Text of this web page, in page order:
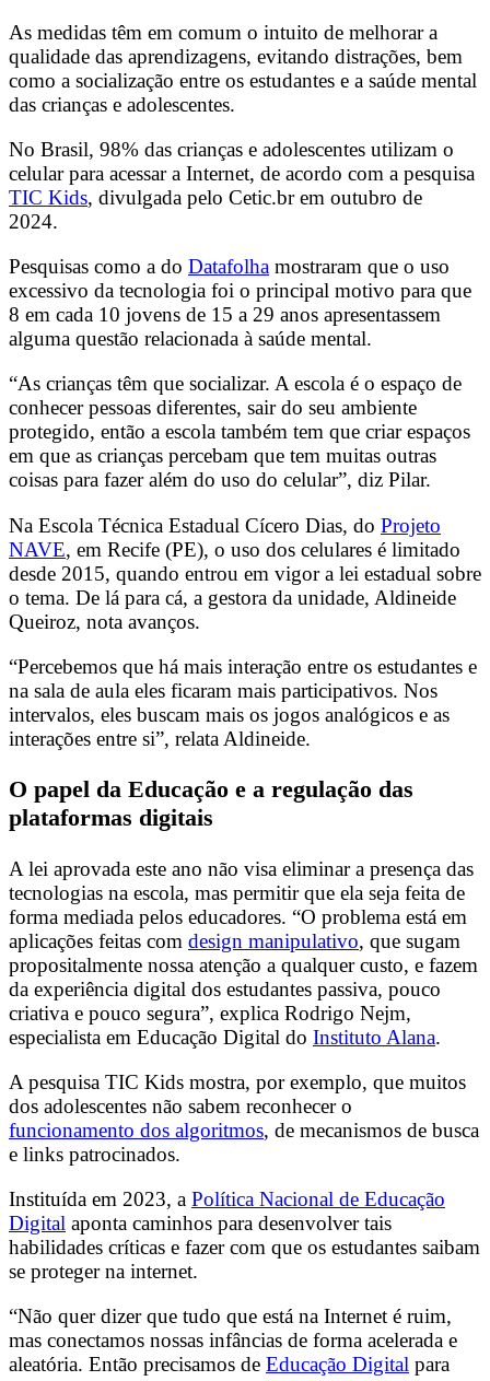
As medidas têm em comum o intuito de melhorar a
qualidade das aprendizagens, evitando distrações, bem
como a socialização entre os estudantes e a saúde mental
das crianças e adolescentes.
No Brasil, 98% das crianças e adolescentes utilizam o
celular para acessar a Internet, de acordo com a pesquisa
TIC Kids, divulgada pelo Cetic.br em outubro de
2024.
Pesquisas como a do Datafolha mostraram que o uso
excessivo da tecnologia foi o principal motivo para que
8 em cada 10 jovens de 15 a 29 anos apresentassem
alguma questão relacionada à saúde mental.
“As crianças têm que socializar. A escola é o espaço de
conhecer pessoas diferentes, sair do seu ambiente
protegido, então a escola também tem que criar espaços
em que as crianças percebam que tem muitas outras
coisas para fazer além do uso do celular”, diz Pilar.
Na Escola Técnica Estadual Cícero Dias, do Projeto
NAVE, em Recife (PE), o uso dos celulares é limitado
desde 2015, quando entrou em vigor a lei estadual sobre
o tema. De lá para cá, a gestora da unidade, Aldineide
Queiroz, nota avanços.
“Percebemos que há mais interação entre os estudantes e
na sala de aula eles ficaram mais participativos. Nos
intervalos, eles buscam mais os jogos analógicos e as
interações entre si”, relata Aldineide.
O papel da Educação e a regulação das
plataformas digitais
A lei aprovada este ano não visa eliminar a presença das
tecnologias na escola, mas permitir que ela seja feita de
forma mediada pelos educadores. “O problema está em
aplicações feitas com design manipulativo, que sugam
propositalmente nossa atenção a qualquer custo, e fazem
da experiência digital dos estudantes passiva, pouco
criativa e pouco segura”, explica Rodrigo Nejm,
especialista em Educação Digital do Instituto Alana.
A pesquisa TIC Kids mostra, por exemplo, que muitos
dos adolescentes não sabem reconhecer o
funcionamento dos algoritmos, de mecanismos de busca
e links patrocinados.
Instituída em 2023, a Política Nacional de Educação
Digital aponta caminhos para desenvolver tais
habilidades críticas e fazer com que os estudantes saibam
se proteger na internet.
“Não quer dizer que tudo que está na Internet é ruim,
mas conectamos nossas infâncias de forma acelerada e
aleatória. Então precisamos de Educação Digital para